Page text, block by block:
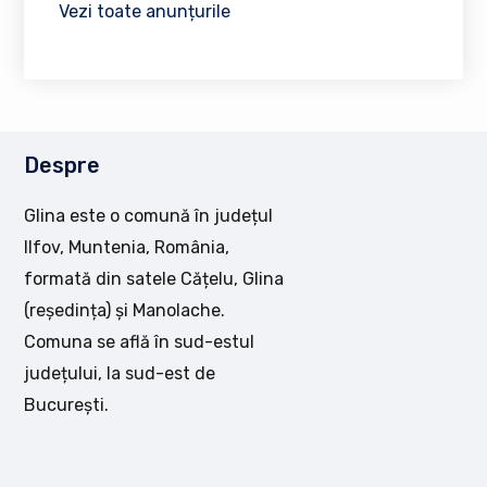
Vezi toate anunțurile
Despre
Glina este o comună în județul
Ilfov, Muntenia, România,
formată din satele Cățelu, Glina
(reședința) și Manolache.
Comuna se află în sud-estul
județului, la sud-est de
București.